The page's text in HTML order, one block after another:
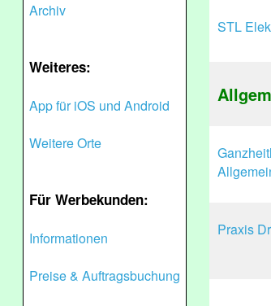
Archiv
Weiteres:
App für iOS und Android
Weitere Orte
Für Werbekunden:
Informationen
Preise & Auftragsbuchung
STL
Praxis